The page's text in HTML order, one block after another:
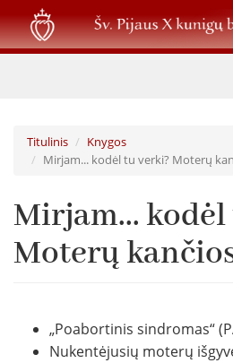
Pereiti
į
pagrindinį
Titulinis
Knygos
Mirjam... kodėl tu verki? Moterų
Mirjam...
Moterų
„Poabortinis sindromas“
Nukentėjusių moterų